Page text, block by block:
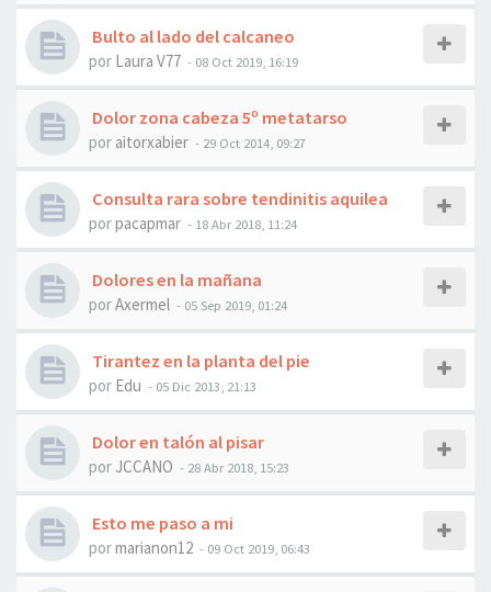
Bulto al lado del calcaneo
por Laura V77 - 08 Oct 2019, 16:19
Dolor zona cabeza 5º metatarso
por aitorxabier - 29 Oct 2014, 09:27
Consulta rara sobre tendinitis aquilea
porpacapmar - 18 Abr 2018, 11:24
Dolores en la mañana
porAxermel - 05 Sep 2019, 01:24
Tirantez en la planta del pie
por Edu - 05 Dic 2013, 21:13
Dolor en talón al pisar
por JCCANO - 28 Abr 2018, 15:23
Esto me paso a mi
pormarianon12 - 09 Oct 2019, 06:43